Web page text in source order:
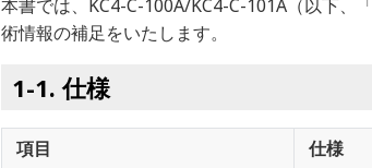
本書では、KC4-C-100A/KC4-C-101A（以下、
術情報の補足をいたします。
仕様
項目
仕様